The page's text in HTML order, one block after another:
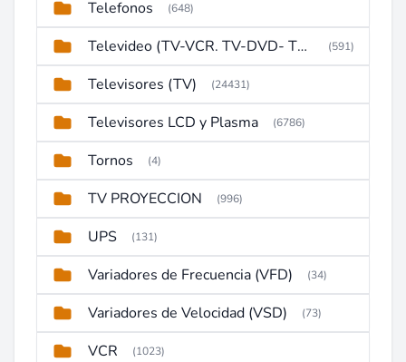
Telefonos (648)
Televideo (TV-VCR. TV-DVD- TV-DVD-VCR) (591)
Televisores (TV) (24431)
Televisores LCD y Plasma (6786)
Tornos (4)
TV PROYECCION (996)
UPS (131)
Variadores de Frecuencia (VFD) (34)
Variadores de Velocidad (VSD) (73)
VCR (1023)